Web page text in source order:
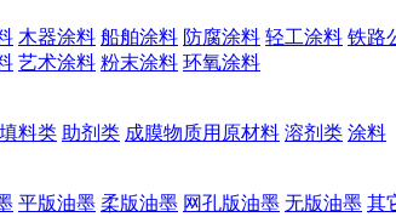
木器涂料 船舶涂料 防腐涂料 轻工涂料 铁路
艺术涂料 粉末涂料 环氧涂料
填料类 助剂类 成膜物质用原材料 溶剂类 涂料
平版油墨 柔版油墨 网孔版油墨 无版油墨 其